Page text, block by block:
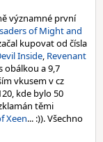
významné první
of Might and
kupovat od čísla
Inside, Revenant
obálkou a 9,7
vkusem v cz
kde bylo 50
těmi
Xeen... :)). Všechno